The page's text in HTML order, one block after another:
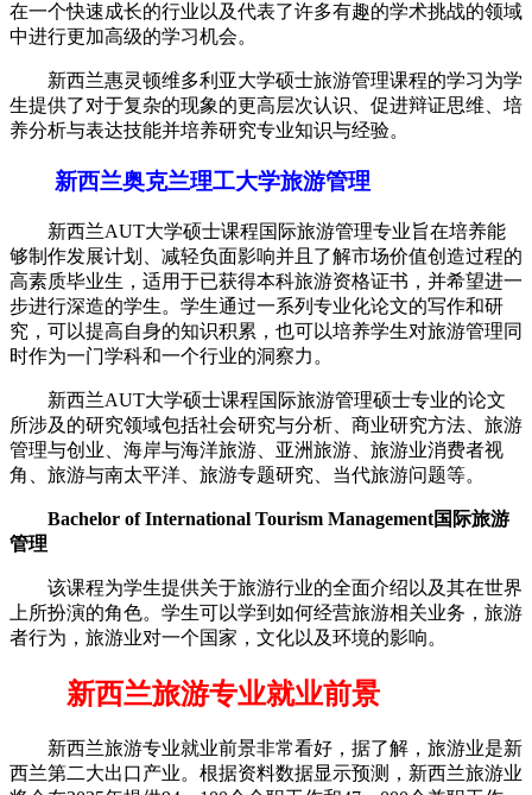
在一个快速成长的行业以及代表了许多有趣的学术挑战的领域
中进行更加高级的学习机会。
新西兰惠灵顿维多利亚大学硕士旅游管理课程的学习为学
生提供了对于复杂的现象的更高层次认识、促进辩证思维、培
养分析与表达技能并培养研究专业知识与经验。
新西兰奥克兰理工大学旅游管理
新西兰AUT大学硕士课程国际旅游管理专业旨在培养能
够制作发展计划、减轻负面影响并且了解市场价值创造过程的
高素质毕业生，适用于已获得本科旅游资格证书，并希望进一
步进行深造的学生。学生通过一系列专业化论文的写作和研
究，可以提高自身的知识积累，也可以培养学生对旅游管理同
时作为一门学科和一个行业的洞察力。
新西兰AUT大学硕士课程国际旅游管理硕士专业的论文
所涉及的研究领域包括社会研究与分析、商业研究方法、旅游
管理与创业、海岸与海洋旅游、亚洲旅游、旅游业消费者视
角、旅游与南太平洋、旅游专题研究、当代旅游问题等。
Bachelor of International Tourism Management国际旅游
管理
该课程为学生提供关于旅游行业的全面介绍以及其在世界
上所扮演的角色。学生可以学到如何经营旅游相关业务，旅游
者行为，旅游业对一个国家，文化以及环境的影响。
新西兰旅游专业就业前景
新西兰旅游专业就业前景非常看好，据了解，旅游业是新
西兰第二大出口产业。根据资料数据显示预测，新西兰旅游业